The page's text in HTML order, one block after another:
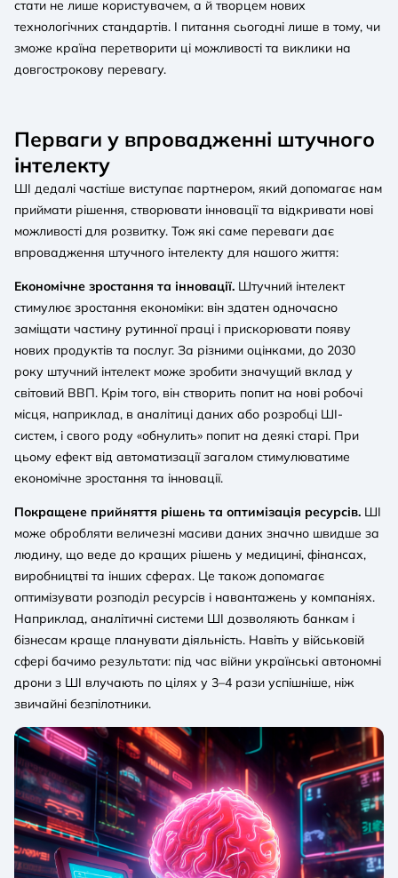
стати не лише користувачем, а й творцем нових
технологічних стандартів. І питання сьогодні лише в тому, чи
зможе країна перетворити ці можливості та виклики на
довгострокову перевагу.
Перваги у впровадженні штучного
інтелекту
ШІ дедалі частіше виступає партнером, який допомагає нам
приймати рішення, створювати інновації та відкривати нові
можливості для розвитку. Тож які саме переваги дає
впровадження штучного інтелекту для нашого життя:
Економічне зростання та інновації. Штучний інтелект
стимулює зростання економіки: він здатен одночасно
заміщати частину рутинної праці і прискорювати появу
нових продуктів та послуг. За різними оцінками, до 2030
року штучний інтелект може зробити значущий вклад у
світовий ВВП. Крім того, він створить попит на нові робочі
місця, наприклад, в аналітиці даних або розробці ШI-
систем, і свого роду «обнулить» попит на деякі старі. При
цьому ефект від автоматизації загалом стимулюватиме
економічне зростання та інновації.
Покращене прийняття рішень та оптимізація ресурсів. ШІ
може обробляти величезні масиви даних значно швидше за
людину, що веде до кращих рішень у медицині, фінансах,
виробництві та інших сферах. Це також допомагає
оптимізувати розподіл ресурсів і навантажень у компаніях.
Наприклад, аналітичні системи ШI дозволяють банкам і
бізнесам краще планувати діяльність. Навіть у військовій
сфері бачимо результати: під час війни українські автономні
дрони з ШІ влучають по цілях у 3–4 рази успішніше, ніж
звичайні безпілотники.